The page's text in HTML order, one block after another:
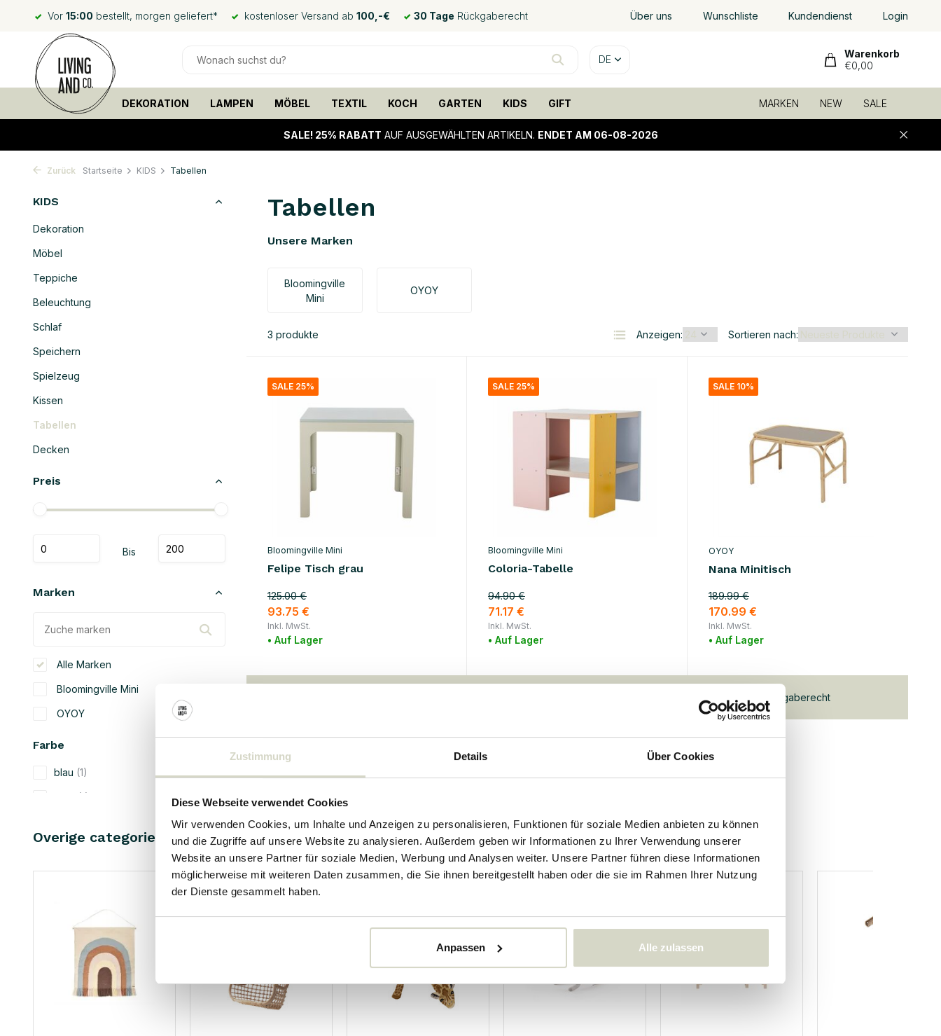
Zustimmung Details Über Cookies
Diese Webseite verwendet Cookies
Wir verwenden Cookies, um Inhalte und Anzeigen zu personalisieren, Funktionen für soziale Medien anbieten zu können
und die Zugriffe auf unsere Website zu analysieren. Außerdem geben wir Informationen zu Ihrer Verwendung unserer
Website an unsere Partner für soziale Medien, Werbung und Analysen weiter. Unsere Partner führen diese Informationen
möglicherweise mit weiteren Daten zusammen, die Sie ihnen bereitgestellt haben oder die sie im Rahmen Ihrer Nutzung
der Dienste gesammelt haben.
Anpassen Alle zulassen
Vor 15:00 bestellt, morgen geliefert* kostenloser Versand ab 100,-€ 30 Tage Rückgaberecht Über uns Wunschliste Kundendienst Login
DE
Warenkorb
€0,00
DEKORATION LAMPEN MÖBEL TEXTIL KOCH GARTEN KIDS GIFT MARKEN NEW SALE
SALE! 25% RABATT AUF AUSGEWÄHLTEN ARTIKELN. ENDET AM 06-08-2026
Zurück Startseite KIDS Tabellen
KIDS
Dekoration
Möbel
Teppiche
Beleuchtung
Schlaf
Speichern
Spielzeug
Kissen
Tabellen
Decken
Preis
Bis
Marken
Alle Marken
Bloomingville Mini
OYOY
Farbe
blau (1)
(1)
orange (1)
rosa(1)
Material
(3)
(1)
Tabellen
Unsere Marken
Bloomingville
Mini
OYOY
3 produkte Anzeigen: Sortieren nach:
SALE 25%
Bloomingville Mini
Felipe Tisch grau
125.00 €
93.75 €
Inkl. MwSt.
• Auf Lager
SALE 25%
Bloomingville Mini
Coloria-Tabelle
94.90 €
71.17 €
Inkl. MwSt.
• Auf Lager
SALE 10%
OYOY
Nana Minitisch
189.99 €
170.99 €
Inkl. MwSt.
• Auf Lager
30 Tage Rückgaberecht
Overige categorieën in KIDS